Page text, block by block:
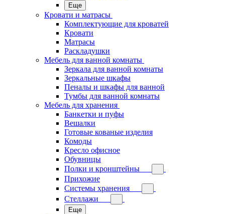
Еще
Кровати и матрасы
Комплектующие для кроватей
Кровати
Матрасы
Раскладушки
Мебель для ванной комнаты
Зеркала для ванной комнаты
Зеркальные шкафы
Пеналы и шкафы для ванной
Тумбы для ванной комнаты
Мебель для хранения
Банкетки и пуфы
Вешалки
Готовые кованые изделия
Комоды
Кресло офисное
Обувницы
Полки и кронштейны
Прихожие
Системы хранения
Стеллажи
Еще